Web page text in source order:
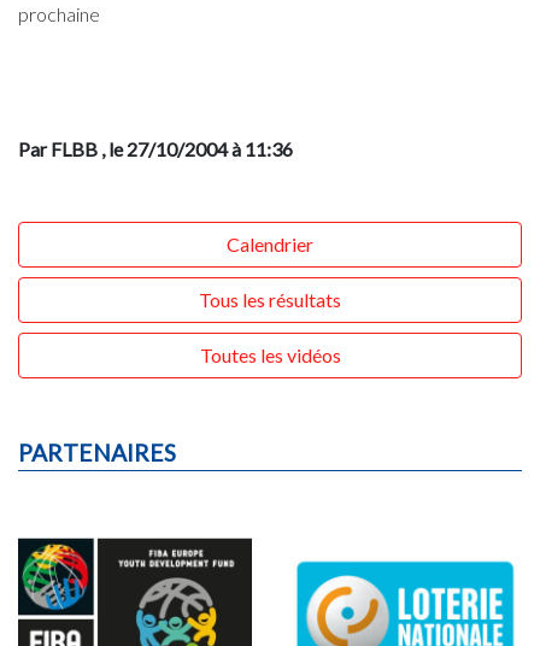
prochaine
Par FLBB , le 27/10/2004 à 11:36
Calendrier
Tous les résultats
Toutes les vidéos
PARTENAIRES